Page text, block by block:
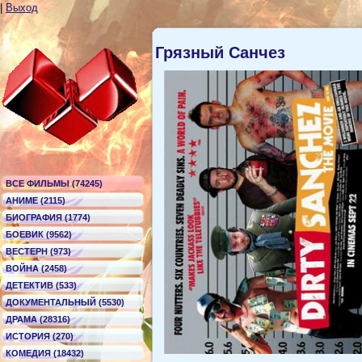
Выход
ВСЕ ФИЛЬМЫ (74245)
АНИМЕ (2115)
БИОГРАФИЯ (1774)
БОЕВИК (9562)
ВЕСТЕРН (973)
ВОЙНА (2458)
ДЕТЕКТИВ (533)
ДОКУМЕНТАЛЬНЫЙ (5530)
ДРАМА (28316)
ИСТОРИЯ (270)
КОМЕДИЯ (18432)
Грязный Санчез